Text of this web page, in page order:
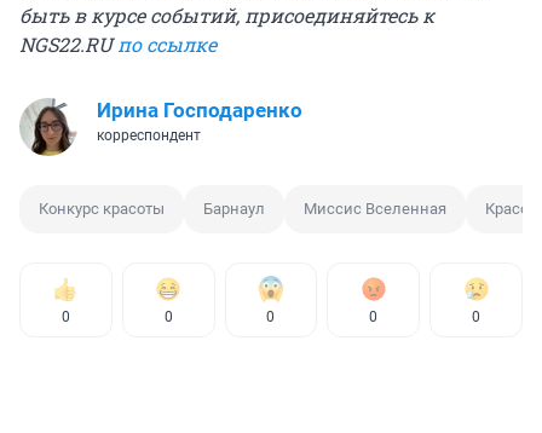
быть в курсе событий, присоединяйтесь к
NGS22.RUпо ссылке
Ирина Господаренко
корреспондент
Конкурс красоты Барнаул Миссис Вселенная
0 0 0 0 0